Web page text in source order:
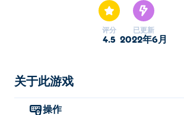
评分
4.5
已更新
2022年6月
关于此游戏
操作